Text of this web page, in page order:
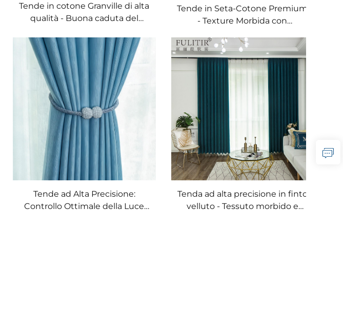
Tende in cotone Granville di alta
qualità - Buona caduta del
tende decorative per camera da
letto
Tende in Seta-Cotone Premium
- Texture Morbida con
per Soggiorno e Camera da
Letto
Tende ad Alta Precisione:
Controllo Ottimale della Luce
Tenda ad alta precisione in finto
velluto - Tessuto morbido e